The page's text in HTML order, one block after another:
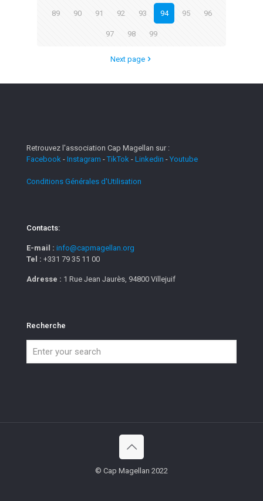
89 90 91 92 93 94 95 96
97 98 99
Next page
Retrouvez l'association Cap Magellan sur :
Facebook - Instagram -TikTok - Linkedin - Youtube
Conditions Générales d'Utilisation
Contacts:
E-mail : info@capmagellan.org
Tel : +331 79 35 11 00
Adresse : 1 Rue Jean Jaurès, 94800 Villejuif
Recherche
© Cap Magellan 2022